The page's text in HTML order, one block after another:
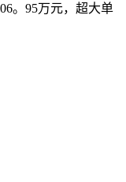
。95万元，超大单